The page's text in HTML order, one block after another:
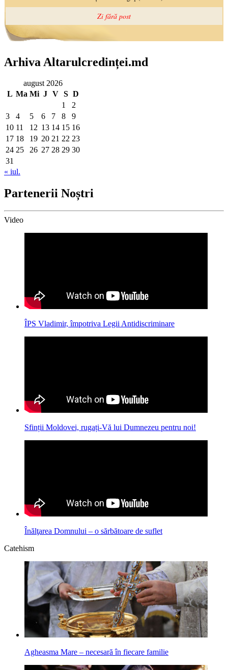
Arhiva Altarulcredinței.md
august 2026
L Ma Mi J V S D
1
2
3
4 5 6 7 8
9
10 11 12 13 14 15 16
17 18 19 20 21 22 23
24 25 26 27 28 29 30
31
« iul.
Partenerii Noștri
Video
ÎPS Vladimir, împotriva Legii Antidiscriminare
Sfinții Moldovei, rugați-Vă lui Dumnezeu pentru noi!
Înălţarea Domnului – o sărbătoare de suflet
Catehism
Agheasma Mare – necesară în fiecare familie